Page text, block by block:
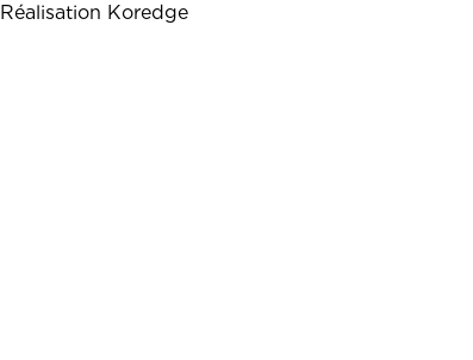
Réalisation Koredge